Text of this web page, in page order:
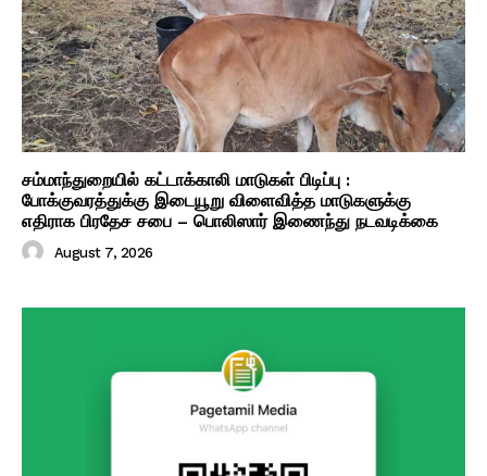
சம்மாந்துறையில் கட்டாக்காலி மாடுகள் பிடிப்பு :
போக்குவரத்துக்கு இடையூறு விளைவித்த மாடுகளுக்கு
எதிராக பிரதேச சபை – பொலிஸார் இணைந்து நடவடிக்கை
August 7, 2026